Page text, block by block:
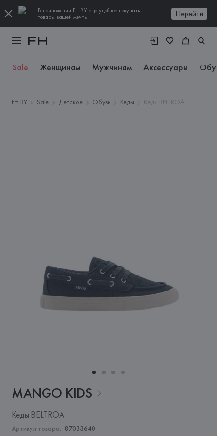
В приложении FH.BY еще удобнее покупать
товары вашей мечты
Перейти
Sale Женщинам Мужчинам Аксессуары
FH.BY Sale Детское Обувь Кеды Кеды BELTROA
MANGO KIDS
Кеды BELTROA
Артикул товара: 87033640